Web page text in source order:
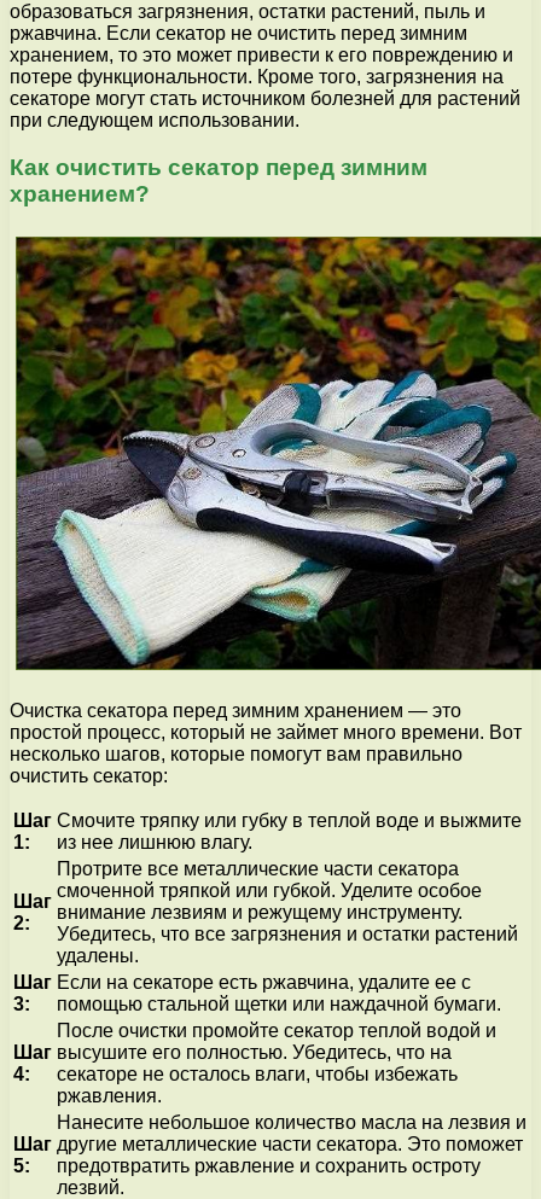
образоваться загрязнения, остатки растений, пыль и
ржавчина. Если секатор не очистить перед зимним
хранением, то это может привести к его повреждению и
потере функциональности. Кроме того, загрязнения на
секаторе могут стать источником болезней для растений
при следующем использовании.
Как очистить секатор перед зимним
хранением?
Очистка секатора перед зимним хранением — это
простой процесс, который не займет много времени. Вот
несколько шагов, которые помогут вам правильно
очистить секатор:
Шаг
1:
Смочите тряпку или губку в теплой воде и выжмите
из нее лишнюю влагу.
Шаг
2:
Протрите все металлические части секатора
смоченной тряпкой или губкой. Уделите особое
внимание лезвиям и режущему инструменту.
Убедитесь, что все загрязнения и остатки растений
удалены.
Шаг
3:
Если на секаторе есть ржавчина, удалите ее с
помощью стальной щетки или наждачной бумаги.
Шаг
4:
После очистки промойте секатор теплой водой и
высушите его полностью. Убедитесь, что на
секаторе не осталось влаги, чтобы избежать
ржавления.
Шаг
5:
Нанесите небольшое количество масла на лезвия и
другие металлические части секатора. Это поможет
предотвратить ржавление и сохранить остроту
лезвий.